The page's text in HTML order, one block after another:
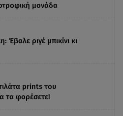
μονάδα
Έβαλε ριγέ μπικίνι κι
prints του
τα φορέσετε!